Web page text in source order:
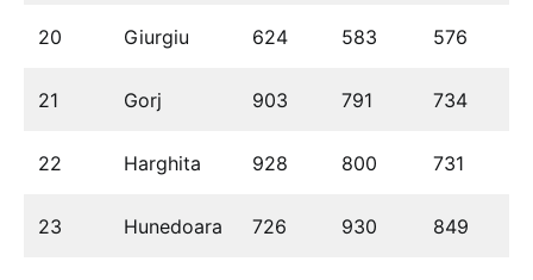
20 Giurgiu 624 583 576
21 Gorj 903 791 734
22 Harghita 928 800 731
23 Hunedoara 726 930 849